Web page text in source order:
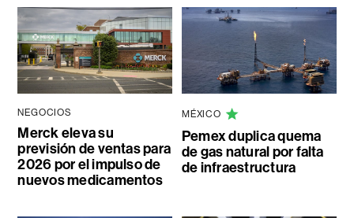
NEGOCIOS
Merck eleva su
previsión de ventas para
2026 por el impulso de
nuevos medicamentos
MÉXICO
Pemex duplica quema
de gas natural por falta
de infraestructura